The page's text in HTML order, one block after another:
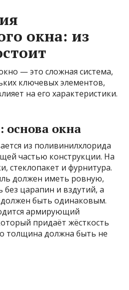
окна: из
— это сложная система,
ключевых элементов,
на его характеристики.
окна
из поливинилхлорида
частью конструкции. На
стеклопакет и фурнитура.
должен иметь ровную,
без царапин и вздутий, а
должен быть одинаковым.
армирующий
придаёт жёсткость
толщина должна быть не